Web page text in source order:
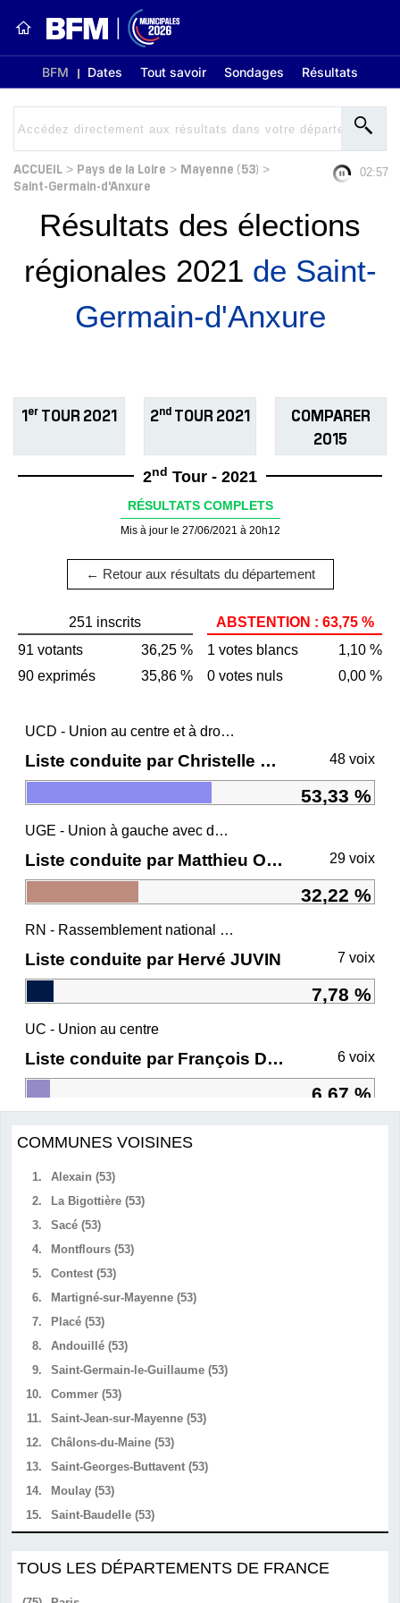
BFM Dates Tout savoir Sondages Résultats
ACCUEIL > Pays de la Loire > Mayenne (53) >
Saint-Germain-d'Anxure
02:57
Résultats des élections
régionales 2021 de Saint-
Germain-d'Anxure
1er TOUR 2021 2ndTOUR 2021
COMPARER
2015
2nd Tour - 2021
RÉSULTATS COMPLETS
Mis à jour le 27/06/2021 à 20h12
← Retour aux résultats du département
251 inscrits
91 votants
36,25 %
90 exprimés
35,86 %
ABSTENTION : 63,75 %
1 votes blancs
1,10 %
0 votes nuls
0,00 %
UCD - Union au centre et à droite
Liste conduite par Christelle MORANÇAIS 48 voix
53,33 %
UGE - Union à gauche avec des écologistes
Liste conduite par Matthieu ORPHELIN 29 voix
32,22 %
RN - Rassemblement national et ses alliés
Liste conduite par Hervé JUVIN 7 voix
7,78 %
UC - Union au centre
Liste conduite par François DE RUGY 6 voix
6,67 %
COMMUNES VOISINES
1.
Alexain (53)
2.
La Bigottière (53)
3.
Sacé (53)
4.
Montflours (53)
5.
Contest (53)
6.
Martigné-sur-Mayenne (53)
7.
Placé (53)
8.
Andouillé (53)
9.
Saint-Germain-le-Guillaume (53)
10.
Commer (53)
11.
Saint-Jean-sur-Mayenne (53)
12.
Châlons-du-Maine (53)
13.
Saint-Georges-Buttavent (53)
14.
Moulay (53)
15.
Saint-Baudelle (53)
TOUS LES DÉPARTEMENTS DE FRANCE